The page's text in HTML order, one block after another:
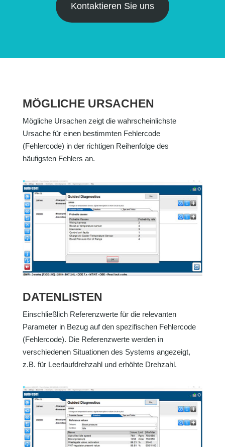
Kontaktieren Sie uns
MÖGLICHE URSACHEN
Mögliche Ursachen zeigt die wahrscheinlichste
Ursache für einen bestimmten Fehlercode
(Fehlercode) in der richtigen Reihenfolge des
häufigsten Fehlers an.
DATENLISTEN
Einschließlich Referenzwerte für die relevanten
Parameter in Bezug auf den spezifischen Fehlercode
(Fehlercode). Die Referenzwerte werden in
verschiedenen Situationen des Systems angezeigt,
z.B. für Leerlaufdrehzahl und erhöhte Drehzahl.